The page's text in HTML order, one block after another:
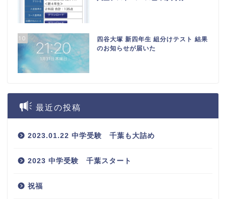
10
四谷大塚 新四年生 組分けテスト 結果
のお知らせが届いた
最近の投稿
2023.01.22 中学受験 千葉も大詰め
2023 中学受験 千葉スタート
祝福